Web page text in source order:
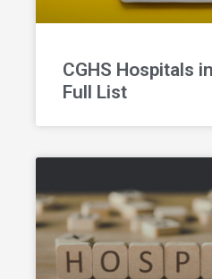
CGHS Hospitals
Full List